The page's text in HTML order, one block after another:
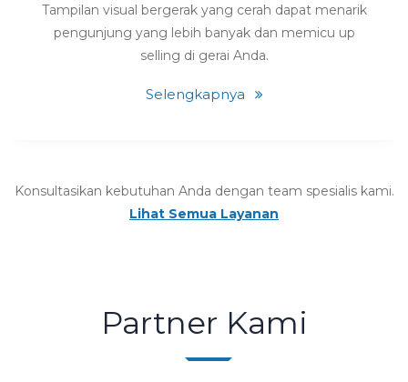
Tampilan visual bergerak yang cerah dapat menarik
pengunjung yang lebih banyak dan memicu up
selling di gerai Anda.
Selengkapnya
Konsultasikan kebutuhan Anda dengan team spesialis kami.
Lihat Semua Layanan
Partner Kami